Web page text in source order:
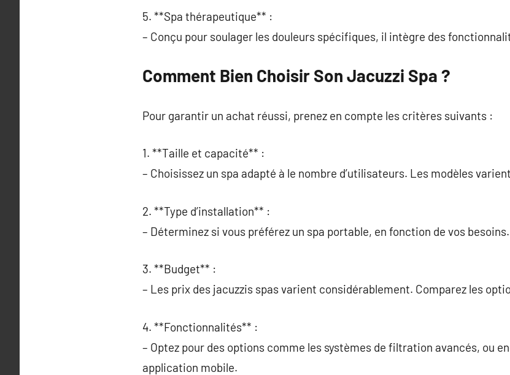
5. **Spa thérapeutique** :
– Conçu pour soulager les douleurs spécifiques, il intègre des
Comment Bien Choisir Son Jacuzzi Spa ?
Pour garantir un achat réussi, prenez en compte les critères suivants :
1. **Taille et capacité** :
– Choisissez un spa adapté à le nombre d’utilisateurs. Les modèles
2. **Type d’installation** :
– Déterminez si vous préférez un spa portable, en fonction de vos besoins.
3. **Budget** :
– Les prix des jacuzzis spas varient considérablement. Comparez les
4. **Fonctionnalités** :
– Optez pour des options comme les systèmes de filtration avancés, ou
application mobile.